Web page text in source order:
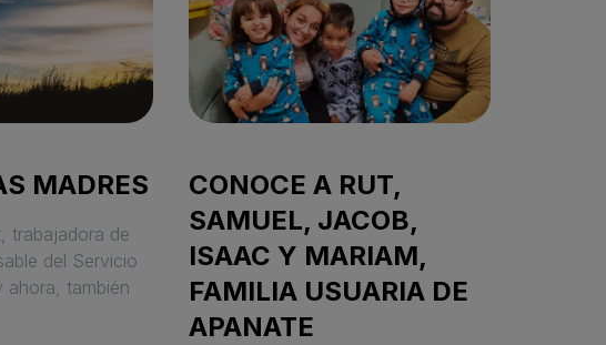
MADRES
trabajadora de
del Servicio
ahora, también
CONOCE A RUT,
SAMUEL, JACOB,
ISAAC Y MARIAM,
FAMILIA USUARIA DE
APANATE